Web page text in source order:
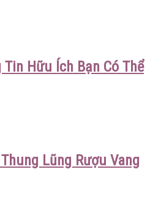
Tin Hữu Ích Bạn Có Thể
Lũng Rượu Vang